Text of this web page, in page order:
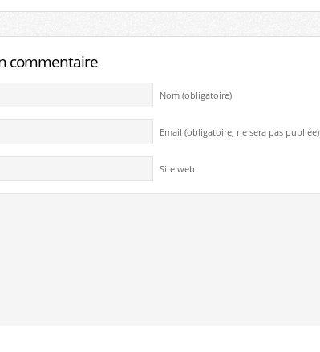
commentaire
Nom (obligatoire)
Email (obligatoire, ne sera pas publiée)
Site web